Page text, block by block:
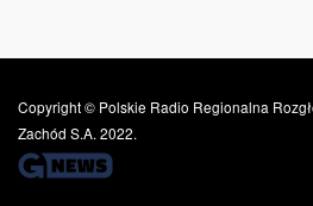
Copyright © Polskie Radio Regionalna
Zachód S.A. 2022.